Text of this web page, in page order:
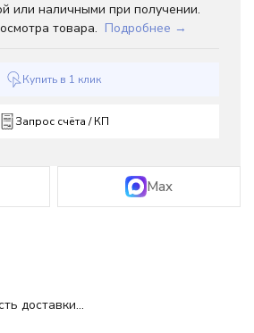
или наличными при получении.
товара. Подробнее →
Купить в 1 клик
Запрос счёта / КП
Max
доставки...